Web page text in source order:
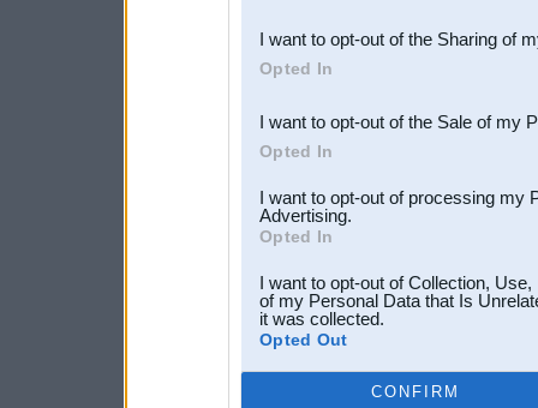
Downstream Participants
third parties.
I want to opt-out of the Sharing of
Opted In
I want to opt-out of the Sale of my
Opted In
I want to opt-out of processing my
Advertising.
Opted In
I want to opt-out of Collection,
of my Personal Data that Is
it was collected.
Opted Out
CONFIRM